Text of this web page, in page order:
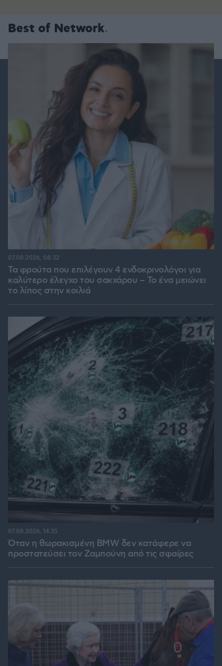
Best of Network
Τα φρούτα που επιλέγουν 4 ενδοκρινολόγοι για
καλύτερο έλεγχο του σακχάρου – Το ένα μειώνει
το λίπος στην κοιλιά
07.08.2026, 08:32
Όταν η θωρακισμένη BMW δεν κατάφερε να
προστατεύσει τον Ζαμπούνη από τις σφαίρες
07.08.2026, 14:35